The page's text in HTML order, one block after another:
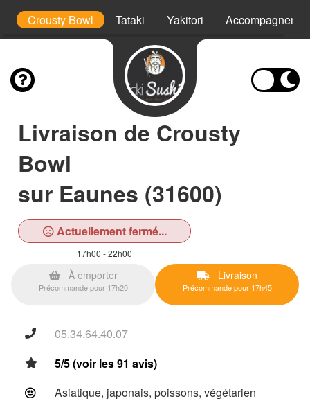
Crousty Bowl Tataki Yakitori
Livraison de Crousty
Bowl
sur Eaunes (31600)
Actuellement fermé...
17h00 - 22h00
À emporter
Précommande pour 17h20
Livraison
Précommande pour 17h45
05.34.64.40.07
5/5 (voir les 91 avis)
Asiatique, japonais, poissons, végétarien